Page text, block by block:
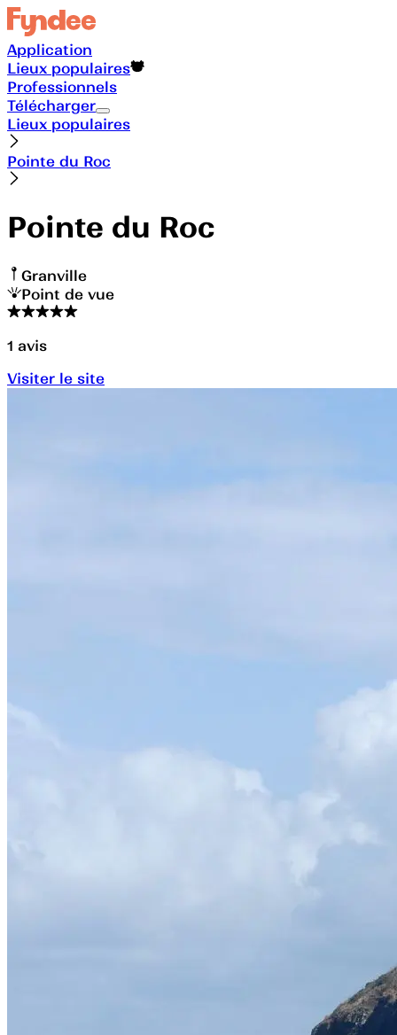
Application
Lieux populaires
Professionnels
Télécharger
Lieux populaires
Pointe du Roc
Pointe du Roc
Granville
Point de vue
1 avis
Visiter le site